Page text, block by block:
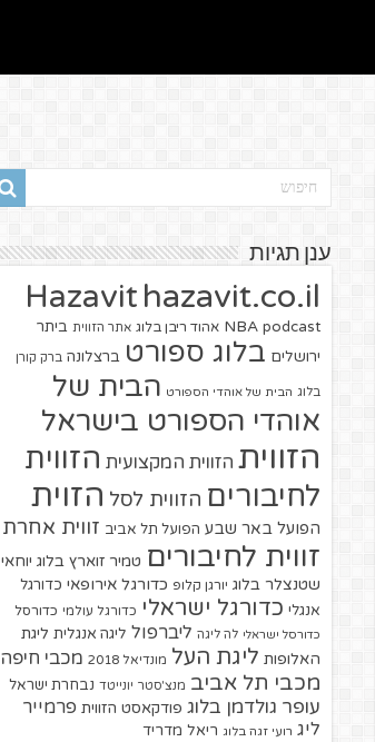
ענן תגיות
Hazavit hazavit.co.il
NBA podcast אהוד ריבן בלוג אתר הזווית ביתר
ירושלים בלוג ספורט ברצלונה ברק קורן
בלוג הבית של אוהדי הספורט הבית של
אוהדי הספורט בישראל
הזווית הזווית המקצועית הזווית
לחיבורים הזווית לסל הזוית
הפועל באר שבע הפועל תל אביב זווית אחרת
זווית לחיבורים טמיר זוארץ בלוג יוחאי
שטנצלר בלוג יורגן קלופ כדורגל אירופאי כדורגל
אנגלי כדורגל ישראלי כדורגל עולמי כדורסל
כדורסל ישראלי לה ליגה ליברפול ליגה אנגלית ליגת
האלופות ליגת העל מונדיאל 2018 מכבי חיפה
מכבי תל אביב מנצ'סטר יונייטד נבחרת ישראל
עופר גולדמן בלוג פודקאסט הזווית פרמייר
ליג רועי זגה בלוג ריאל מדריד